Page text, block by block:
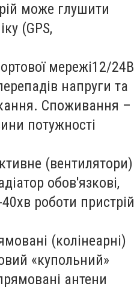
може глушити
(GPS,
мережі12/24В
напруги та
Споживання –
потужності
(вентилятори)
обов'язкові,
роботи пристрій
(колінеарні)
«купольний»
антени